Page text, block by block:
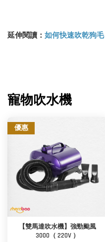
延伸閱讀 ： 如何快速吹乾狗
寵物吹水機
優惠
【雙馬達吹水機】強勁颱風
3000（ 220V ）